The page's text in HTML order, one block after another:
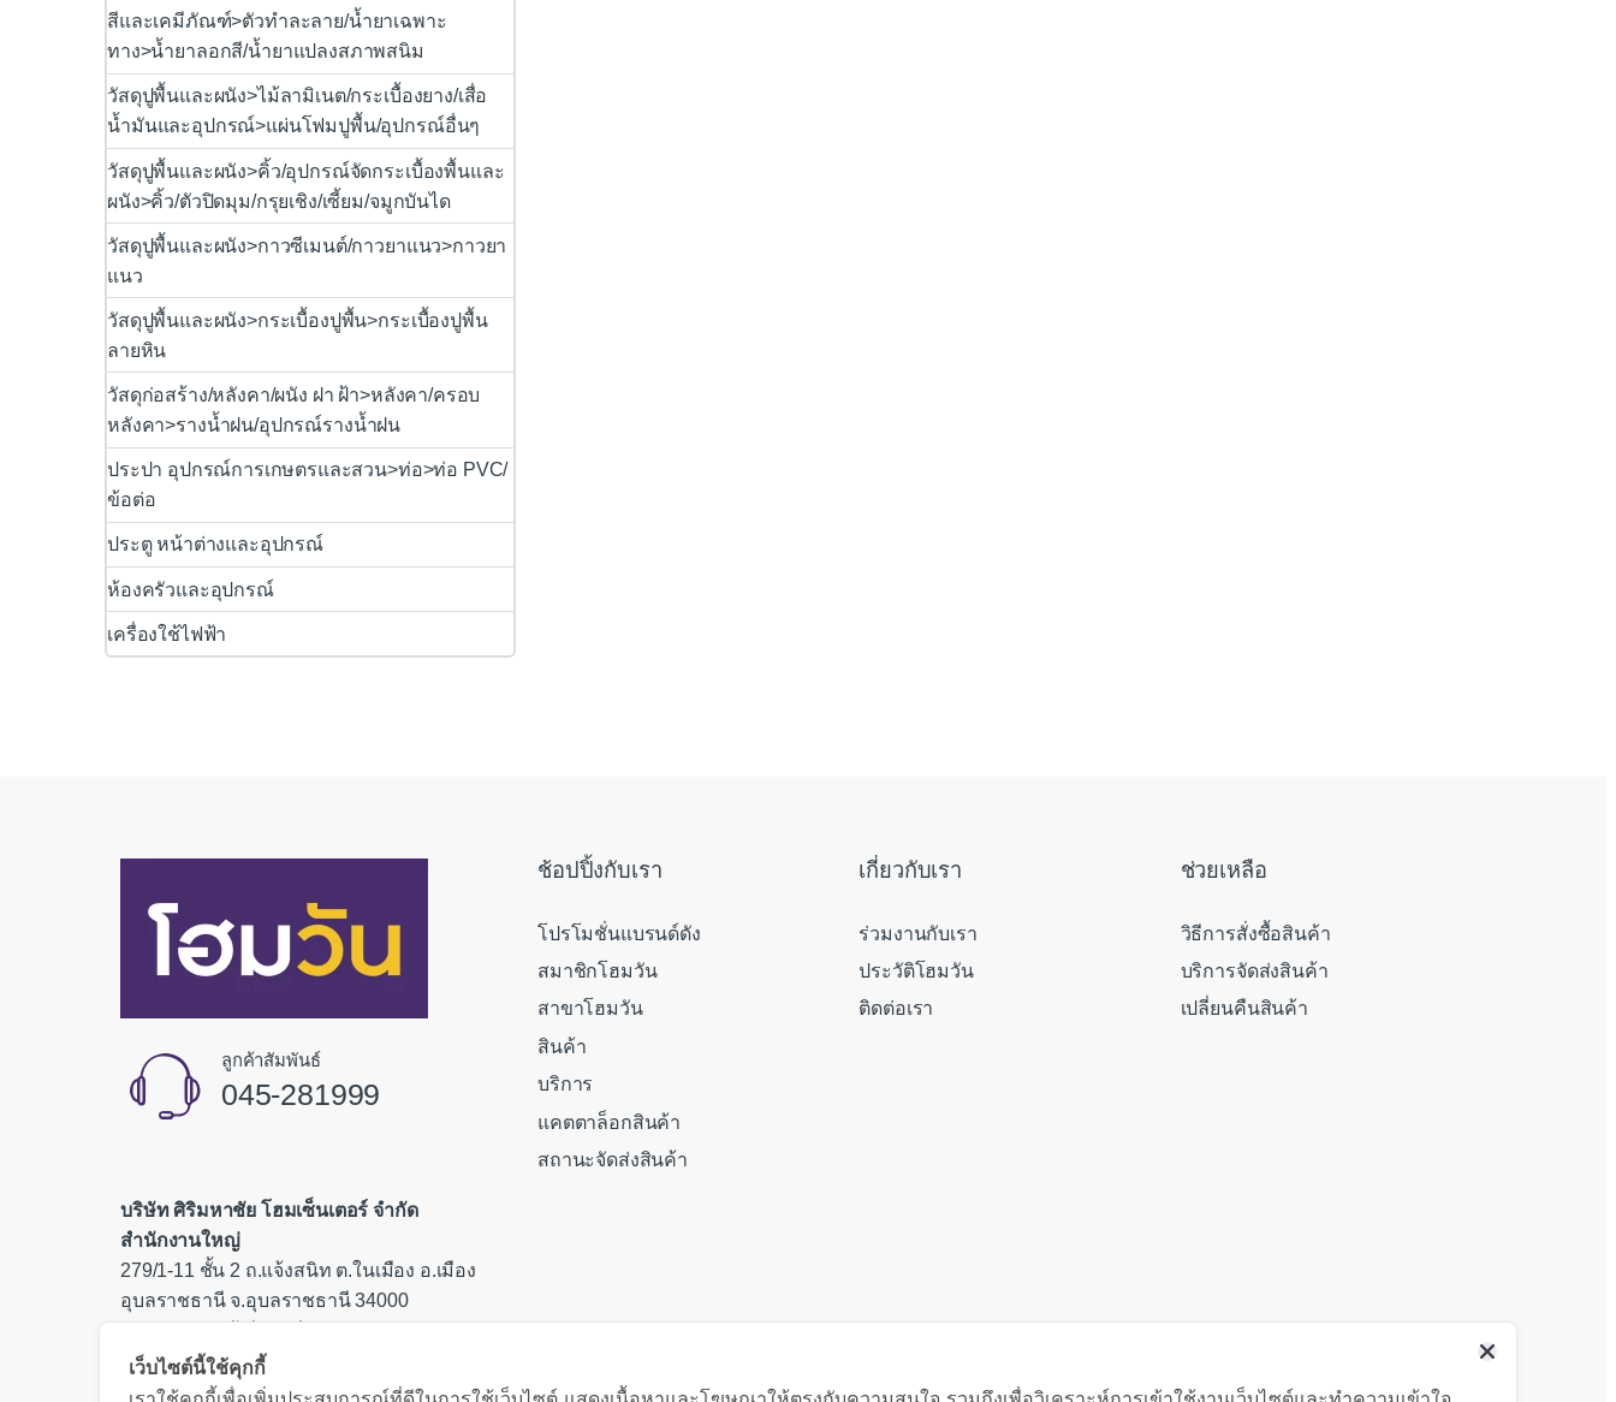
สีและเคมีภัณฑ์>ตัวทำละลาย/น้ำยาเฉพาะ
ทาง>น้ำยาลอกสี/น้ำยาแปลงสภาพสนิม
วัสดุปูพื้นและผนัง>ไม้ลามิเนต/กระเบื้องยาง/เสื่อ
น้ำมันและอุปกรณ์>แผ่นโฟมปูพื้น/อุปกรณ์อื่นๆ
วัสดุปูพื้นและผนัง>คิ้ว/อุปกรณ์จัดกระเบื้องพื้นและ
ผนัง>คิ้ว/ตัวปิดมุม/กรุยเชิง/เซี้ยม/จมูกบันได
วัสดุปูพื้นและผนัง>กาวซีเมนต์/กาวยาแนว>กาวยา
แนว
วัสดุปูพื้นและผนัง>กระเบื้องปูพื้น>กระเบื้องปูพื้น
ลายหิน
วัสดุก่อสร้าง/หลังคา/ผนัง ฝา ฝ้า>หลังคา/ครอบ
หลังคา>รางน้ำฝน/อุปกรณ์รางน้ำฝน
ประปา อุปกรณ์การเกษตรและสวน>ท่อ>ท่อ PVC/
ข้อต่อ
ประตู หน้าต่างและอุปกรณ์
ห้องครัวและอุปกรณ์
เครื่องใช้ไฟฟ้า
ลูกค้าสัมพันธ์
045-281999
บริษัท ศิริมหาชัย โฮมเซ็นเตอร์ จำกัด
สำนักงานใหญ่
279/1-11 ชั้น 2 ถ.แจ้งสนิท ต.ในเมือง อ.เมือง
อุบลราชธานี จ.อุบลราชธานี 34000
ช้อปปิ้งกับเรา
โปรโมชั่นแบรนด์ดัง
สมาชิกโฮมวัน
สาขาโฮมวัน
สินค้า
บริการ
แคตตาล็อกสินค้า
สถานะจัดส่งสินค้า
เกี่ยวกับเรา
ร่วมงานกับเรา
ประวัติโฮมวัน
ติดต่อเรา
ช่วยเหลือ
วิธีการสั่งซื้อสินค้า
บริการจัดส่งสินค้า
เปลี่ยนคืนสินค้า
เว็บไซต์นี้ใช้คุกกี้